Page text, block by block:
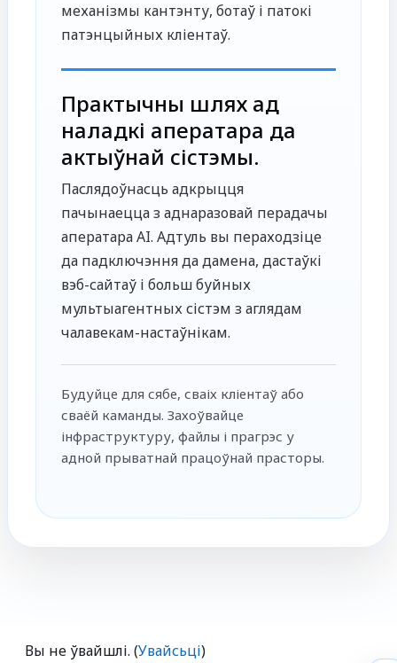
механізмы кантэнту, ботаў і патокі
патэнцыйных кліентаў.
Практычны шлях ад
наладкі аператара да
актыўнай сістэмы.
Паслядоўнасць адкрыцця
пачынаецца з аднаразовай перадачы
аператара AI. Адтуль вы пераходзіце
да падключэння да дамена, дастаўкі
вэб-сайтаў і больш буйных
мультыагентных сістэм з аглядам
чалавекам-настаўнікам.
Будуйце для сябе, сваіх кліентаў або
сваёй каманды. Захоўвайце
інфраструктуру, файлы і прагрэс у
адной прыватнай працоўнай прасторы.
Вы не ўвайшлі. (Увайсьці)